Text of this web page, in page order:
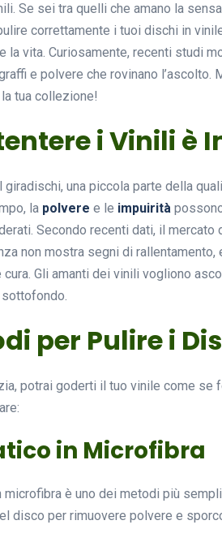
Se sei tra quelli che amano la
correttamente i tuoi dischi in
la vita. Curiosamente, recenti studi
e polvere che rovinano l’ascolto.
tua collezione!
i Vinili è
una piccola parte della
la polvere e le impuirità
Secondo recenti dati, il
non mostra segni di
Gli amanti dei vinili vogliono
per Pulire i
potrai goderti il tuo vinile come se
in Microfibra
è uno dei metodi più
disco per rimuovere polvere e